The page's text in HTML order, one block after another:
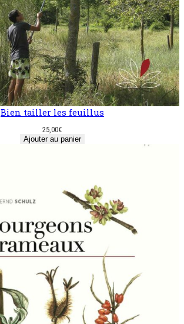
Bien tailler les ­feuillus
25,00€
Ajouter au panier